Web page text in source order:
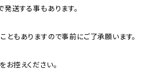
送する事もあります。
ともありますので事前にご了承願います。
お控えください。